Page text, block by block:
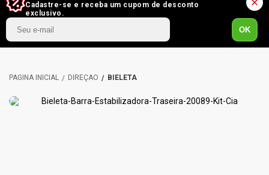
Cadastre-se e receba um cupom de desconto
exclusivo.
OK
DIREÇÃO BIELETA